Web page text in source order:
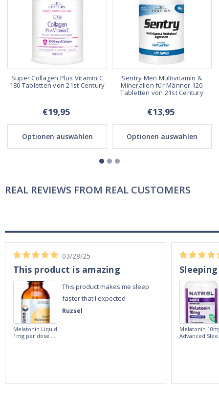
Super Collagen Plus Vitamin C
180 Tabletten von 21st Century
€19,95
Optionen auswählen
Sentry Men Multivitamin &
Mineralien für Männer 120
Tabletten von 21st Century
€13,95
Optionen auswählen
REAL REVIEWS FROM REAL CUSTOMERS
Ruzsel
03/28/25
This product is amazing
This product makes me sleep
faster that I expected
Melatonin Liquid
1mg per dose.
Melatonin
Advanced